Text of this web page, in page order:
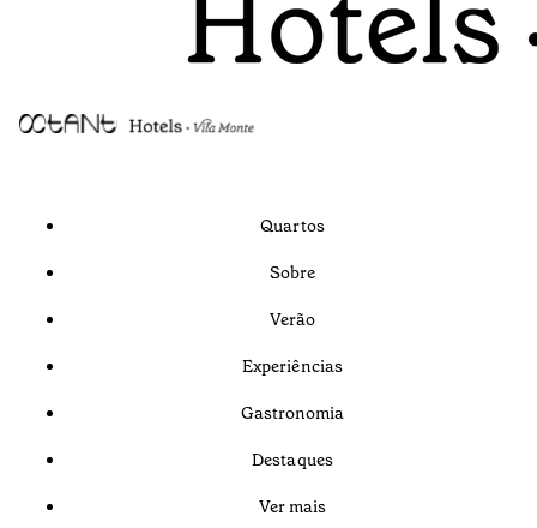
Quartos
Sobre
Verão
Experiências
Gastronomia
Destaques
Ver mais